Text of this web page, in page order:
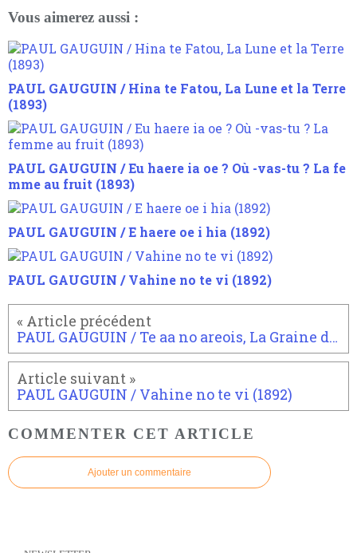
Vous aimerez aussi :
PAUL GAUGUIN / Hina te Fatou, La Lune et la Terre
(1893)
PAUL GAUGUIN / Eu haere ia oe ? Où -vas-tu ? La fe
mme au fruit (1893)
PAUL GAUGUIN / E haere oe i hia (1892)
PAUL GAUGUIN / Vahine no te vi (1892)
PAUL GAUGUIN / Te aa no areois, La Graine de l Areoi (1892)
PAUL GAUGUIN / Vahine no te vi (1892)
COMMENTER CET ARTICLE
Ajouter un commentaire